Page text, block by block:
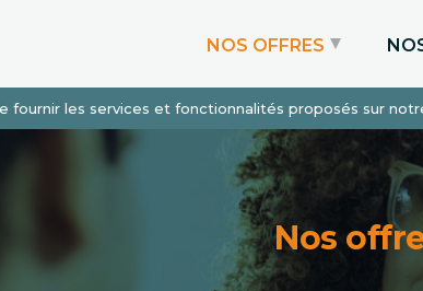
fournir les services et fonctionnalités proposés sur
NOS OFFRES
Coaching Express
Coaching Admissions
Coaching Sur-mesure
Nos